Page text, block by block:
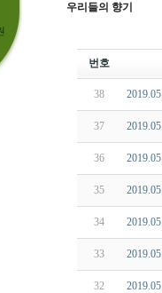
우리들의 향기
번호
38
37
36
35
34
33
32